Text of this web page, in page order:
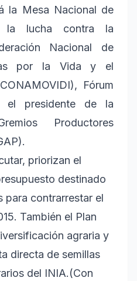
la Mesa Nacional de
la lucha contra la
Nacional de
por la Vida y el
Fórum
el presidente de la
Productores
priorizan el
destinado
para contrarrestar el
También el Plan
agraria y
directa de semillas
del INIA.(Con